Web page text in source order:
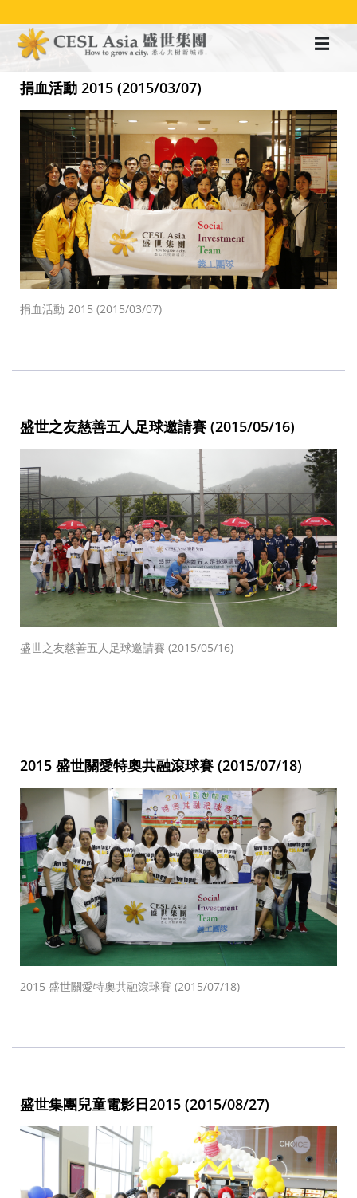
至
捐血活動 2015 (2015/03/07)
捐血活動 2015 (2015/03/07)
盛世之友慈善五人足球邀請賽 (2015/05/16)
盛世之友慈善五人足球邀請賽 (2015/05/16)
2015 盛世關愛特奧共融滾球賽 (2015/07/18)
2015 盛世關愛特奧共融滾球賽 (2015/07/18)
盛世集團兒童電影日2015 (2015/08/27)